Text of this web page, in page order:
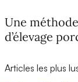
Une
d’élevage
Articles les plus